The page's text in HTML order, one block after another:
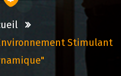
Stimulant